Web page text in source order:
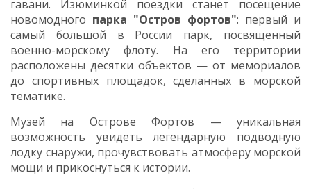
гавани. Изюминкой поездки станет посещение
новомодного парка "Остров фортов": первый и
самый большой в России парк, посвященный
военно-морскому флоту. На его территории
расположены десятки объектов — от мемориалов
до спортивных площадок, сделанных в морской
тематике.
Музей на Острове Фортов — уникальная
возможность увидеть легендарную подводную
лодку снаружи, прочувствовать атмосферу морской
мощи и прикоснуться к истории.